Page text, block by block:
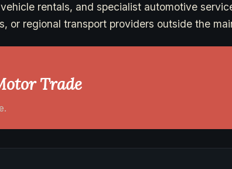
rentals, and specialist automotive
or regional transport providers outside the
Trade